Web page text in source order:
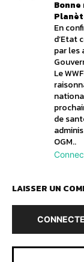
En
d’Etat
par les
Le
de
OGM..
LAISSER UN